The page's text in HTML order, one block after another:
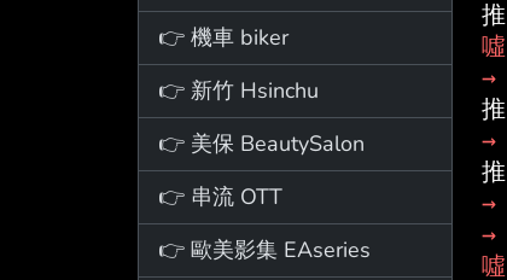
👉 機車 biker
👉 新竹 Hsinchu
👉 美保 BeautySalon
👉 串流 OTT
👉 歐美影集 EAseries
推
噓
→
推
→
推
→
→
噓